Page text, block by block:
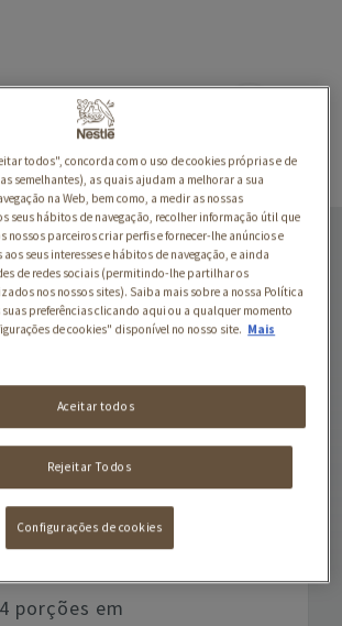
COM ATUM E
CASCATA DE
REVELATIONS é
delícias para o
Gato, com uma forma
para um momento
refeição requintado.
4 porções em
todos", concorda com o uso de cookies próprias e de
semelhantes), as quais ajudam a melhorar a sua
na Web, bem como, a medir as nossas
seus hábitos de navegação, recolher informação útil que
nossos parceiros criar perfis e fornecer-lhe anúncios e
seus interesses e hábitos de navegação, e ainda
de redes sociais (permitindo-lhe partilhar os
nos nossos sites). Saiba mais sobre a nossa Política
suas preferências clicando aqui ou a qualquer momento
de cookies" disponível no nosso site. Mais
Rejeitar Todos
Aceitar todos
Configurações de cookies